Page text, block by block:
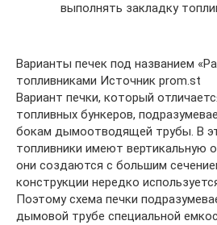
выполнять закладку
Варианты печек под названием
топливниками Источник prom.st
Вариант печки, который
топливных бункеров,
бокам дымоотводящей трубы. В
топливники имеют вертикальную
они создаются с большим
конструкции нередко
Поэтому схема печки
дымовой трубе специальной